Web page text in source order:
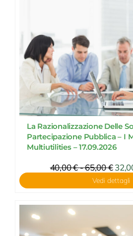
La Razionalizzazione Delle
Partecipazione Pubblica – I
Multiutilities – 17.09.2026
40,00€-65,00€
di
65,00
Vedi dettagli